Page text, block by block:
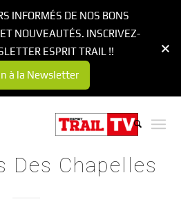
Des Chapelles
INFORMÉS DE NOS BONS
NOUVEAUTÉS. INSCRIVEZ-
ESPRIT TRAIL !!
à la Newsletter